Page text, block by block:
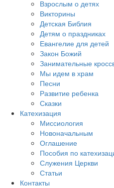
Взрослым о детях
Викторины
Детская Библия
Детям о праздниках
Евангелие для детей
Закон Божий
Занимательные
Мы идем в храм
Песни
Развитие ребенка
Сказки
Катехизация
Миссиология
Новоначальным
Оглашение
Пособия по
Служения Церкви
Статьи
Контакты